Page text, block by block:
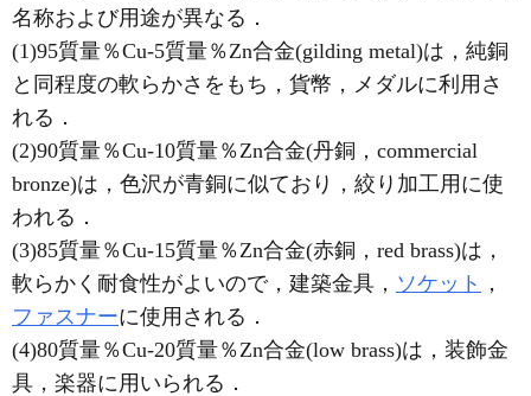
名称および用途が異なる．
(1)95質量％Cu-5質量％Zn合金(gilding metal)は，純銅
と同程度の軟らかさをもち，貨幣，メダルに利用さ
れる．
(2)90質量％Cu-10質量％Zn合金(丹銅，commercial
bronze)は，色沢が青銅に似ており，絞り加工用に使
われる．
(3)85質量％Cu-15質量％Zn合金(赤銅，red brass)は，
軟らかく耐食性がよいので，建築金具， ソケット ，
ファスナーに使用される．
(4)80質量％Cu-20質量％Zn合金(low brass)は，装飾金
具，楽器に用いられる．